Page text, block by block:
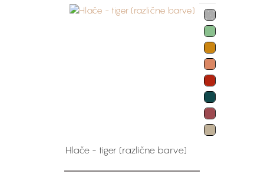
Hlače - tiger (različne barve)